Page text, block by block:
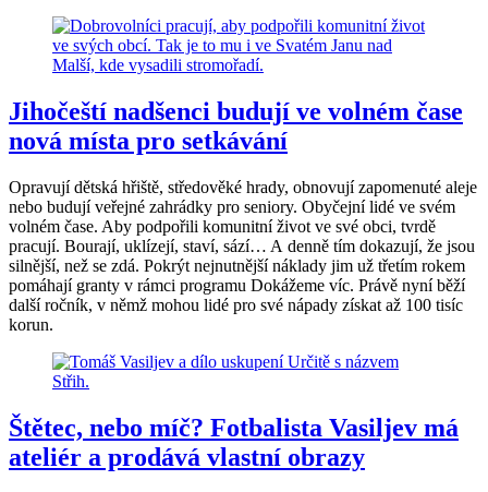
Jihočeští nadšenci budují ve volném čase
nová místa pro setkávání
Opravují dětská hřiště, středověké hrady, obnovují zapomenuté aleje
nebo budují veřejné zahrádky pro seniory. Obyčejní lidé ve svém
volném čase. Aby podpořili komunitní život ve své obci, tvrdě
pracují. Bourají, uklízejí, staví, sází… A denně tím dokazují, že jsou
silnější, než se zdá. Pokrýt nejnutnější náklady jim už třetím rokem
pomáhají granty v rámci programu Dokážeme víc. Právě nyní běží
další ročník, v němž mohou lidé pro své nápady získat až 100 tisíc
korun.
Štětec, nebo míč? Fotbalista Vasiljev má
ateliér a prodává vlastní obrazy